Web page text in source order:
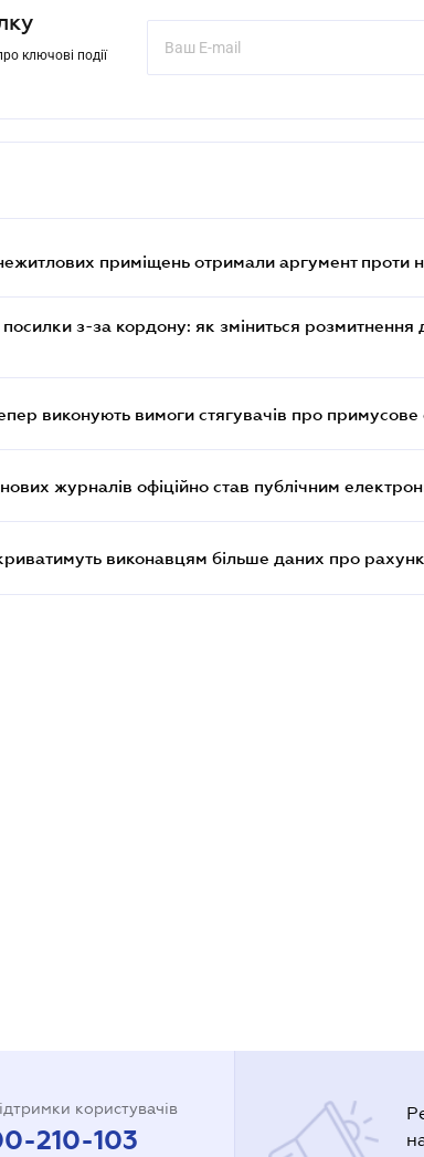
ключові події
приміщень отримали аргумент проти
з-за кордону: як зміниться розмитнення
виконують вимоги стягувачів про примусове
журналів офіційно став публічним
виконавцям більше даних про
користувачів
210-103